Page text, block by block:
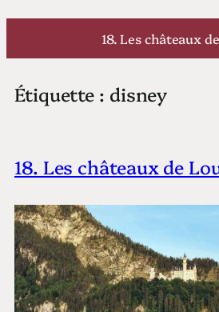
Aller
18. Les châteaux
Étiquette : disney
18. Les châteaux de